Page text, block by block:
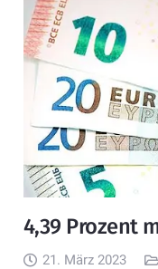
4,39 Prozent
21. März 2023